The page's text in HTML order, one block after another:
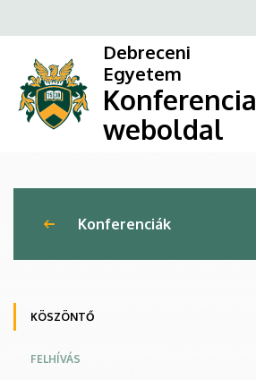
Juhász
Zsuzsa
Szakdolgozói
Konferencia
a
tartalomra
Debreceni
Egyetem
Konferencia
weboldal
Konferenciák
KÖSZÖNTŐ
FELHÍVÁS